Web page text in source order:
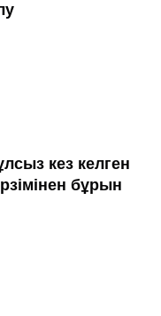
кез келген
бұрын